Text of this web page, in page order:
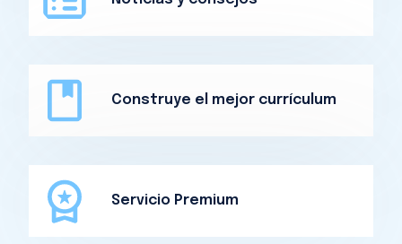
Construye el mejor currículum
Servicio Premium